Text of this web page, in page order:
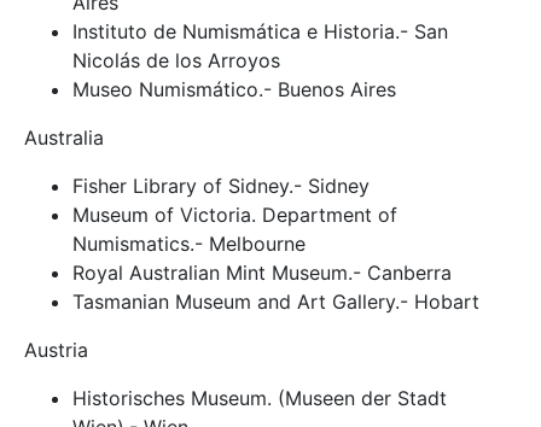
Instituto de Numismática e Historia.- San
Nicolás de los Arroyos
Museo Numismático.- Buenos Aires
Australia
Fisher Library of Sidney.- Sidney
Museum of Victoria. Department of
Numismatics.- Melbourne
Royal Australian Mint Museum.- Canberra
Tasmanian Museum and Art Gallery.- Hobart
Austria
Historisches Museum. (Museen der Stadt